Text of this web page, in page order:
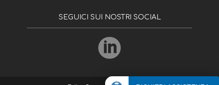
SEGUICI SUI NOSTRI SOCIAL